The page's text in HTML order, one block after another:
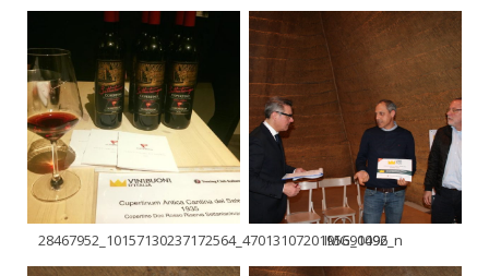
28467952_10157130237172564_4701310720195690496_n
IMG_1092